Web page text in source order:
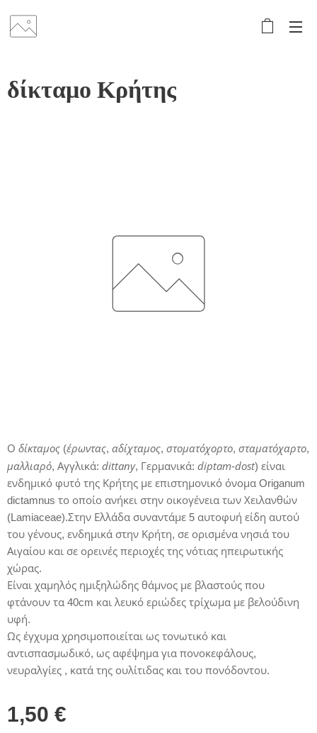
δίκταμο Κρήτης
Ο δίκταμος (έρωντας, αδίχταμος, στοματόχορτο, σταματόχαρτο,
μαλλιαρό, Αγγλικά: dittany, Γερμανικά: diptam-dost) είναι
ενδημικό φυτό της Κρήτης με επιστημονικό όνομα Origanum
dictamnus το οποίο ανήκει στην οικογένεια των Χειλανθών
(Lamiaceae).Στην Ελλάδα συναντάμε 5 αυτοφυή είδη αυτού
του γένους, ενδημικά στην Κρήτη, σε ορισμένα νησιά του
Αιγαίου και σε ορεινές περιοχές της νότιας ηπειρωτικής
χώρας.
Είναι χαμηλός ημιξηλώδης θάμνος με βλαστούς που
φτάνουν τα 40cm και λευκό εριώδες τρίχωμα με βελούδινη
υφή.
Ως έγχυμα χρησιμοποιείται ως τονωτικό και
αντισπασμωδικό, ως αφέψημα για πονοκεφάλους,
νευραλγίες , κατά της ουλίτιδας και του πονόδοντου.
1,50 €